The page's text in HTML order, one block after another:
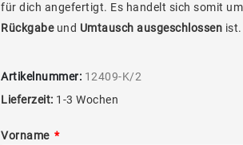
für dich angefertigt. Es handelt sich somit
Rückgabeund Umtausch ausgeschlossen ist.
Artikelnummer: 12409-K/2
Lieferzeit: 1-3 Wochen
Vorname